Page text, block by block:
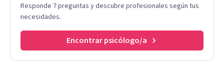
Responde 7 preguntas y descubre profesionales según tus
necesidades.
Encontrar psicólogo/a